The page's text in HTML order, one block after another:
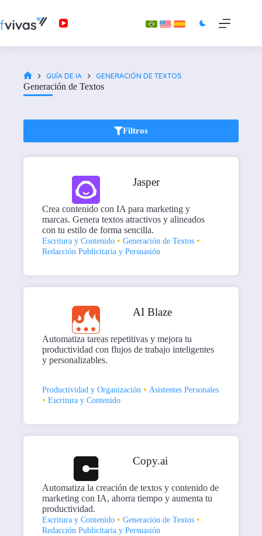
GUÍA DE IA GENERACIÓN DE TEXTOS
Generación de Textos
Filtros
Jasper
Crea contenido con IA para marketing y
marcas. Genera textos atractivos y alineados
con tu estilo de forma sencilla.
Escritura y Contenido • Generación de Textos •
Redacción Publicitaria y Persuasión
AI Blaze
Automatiza tareas repetitivas y mejora tu
productividad con flujos de trabajo inteligentes
y personalizables.
Productividad y Organización • Asistentes Personales
• Escritura y Contenido
Copy.ai
Automatiza la creación de textos y contenido de
marketing con IA, ahorra tiempo y aumenta tu
productividad.
Escritura y Contenido • Generación de Textos •
Redacción Publicitaria y Persuasión